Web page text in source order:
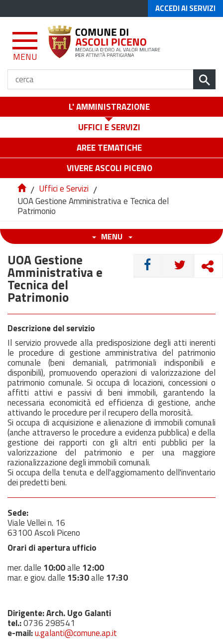
ACCEDI AI SERVIZI
MENU
L' AMMINISTRAZIONE
UFFICI E SERVIZI
AREE TEMATICHE
VIVERE ASCOLI PICENO
/ Uffici e Servizi /
UOA Gestione Amministrativa e Tecnica del
Patrimonio
MENU
CONDIVIDI
UOA Gestione
Amministrativa e
Tecnica del
Patrimonio
Descrizione del servizio
Il servizio provvede alla predisposizione degli atti inerenti
le procedure di gestione amministrativa del patrimonio
comunale (beni demaniali, patrimoniali indisponibili e
disponibili), promuovendo operazioni di valorizzazione del
patrimonio comunale. Si occupa di locazioni, concessioni o
affitti attivi e passivi di beni immobili, garantendo la
necessaria economicità ed efficienza di gestione, anche
attivando le procedure per il recupero della morosità.
Si occupa di acquisizione e alienazione di immobili comunali
(anche attraverso le procedure a evidenza pubblica) e della
gestione dei rapporti con gli altri enti pubblici per la
valorizzazione del patrimonio e per una maggiore
razionalizzazione degli immobili comunali.
Si occupa della tenuta e dell'aggiornamento dell'inventario
dei predetti beni.
Sede:
Viale Vellei n. 16
63100 Ascoli Piceno
Orari di apertura ufficio
mer. dalle 10:00alle 12:00
mar. e giov. dalle 15:30alle 17:30
Dirigente: Arch. Ugo Galanti
tel.:0736 298541
e-mail:u.galanti@comune.ap.it